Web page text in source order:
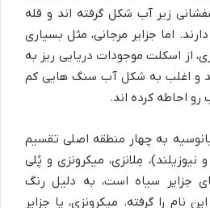
زیر آب شکل گرفته اند و قله
اما جزایر مرجانی، مثل بسیاری
از اسکلت موجودات دریایی ریز به
و اغلب به شکل آب سنگ هایی کم
رو احاطه کرده اند.
به چهار منطقه اصلی تقسیم
نیوزیلند)، مِلانزی، میکرونزی و پُلی
جزایر سیاه است، به دلیل رنگ
نام را گرفته. میکرونزی، یا جزایر